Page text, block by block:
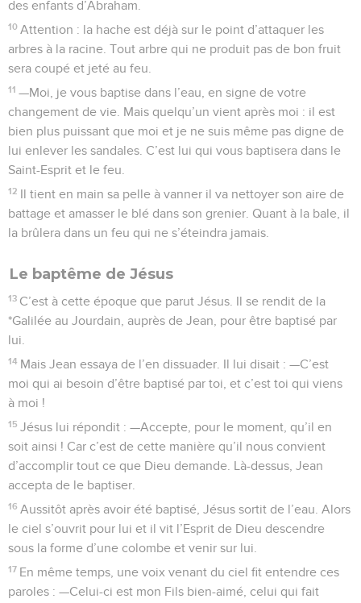
des enfants d’Abraham.
10 Attention : la hache est déjà sur le point d’attaquer les
arbres à la racine. Tout arbre qui ne produit pas de bon fruit
sera coupé et jeté au feu.
11 —Moi, je vous baptise dans l’eau, en signe de votre
changement de vie. Mais quelqu’un vient après moi : il est
bien plus puissant que moi et je ne suis même pas digne de
lui enlever les sandales. C’est lui qui vous baptisera dans le
Saint-Esprit et le feu.
12 Il tient en main sa pelle à vanner il va nettoyer son aire de
battage et amasser le blé dans son grenier. Quant à la bale, il
la brûlera dans un feu qui ne s’éteindra jamais.
Le baptême de Jésus
13 C’est à cette époque que parut Jésus. Il se rendit de la
*Galilée au Jourdain, auprès de Jean, pour être baptisé par
lui.
14 Mais Jean essaya de l’en dissuader. Il lui disait : —C’est
moi qui ai besoin d’être baptisé par toi, et c’est toi qui viens
à moi !
15 Jésus lui répondit : —Accepte, pour le moment, qu’il en
soit ainsi ! Car c’est de cette manière qu’il nous convient
d’accomplir tout ce que Dieu demande. Là-dessus, Jean
accepta de le baptiser.
16 Aussitôt après avoir été baptisé, Jésus sortit de l’eau. Alors
le ciel s’ouvrit pour lui et il vit l’Esprit de Dieu descendre
sous la forme d’une colombe et venir sur lui.
17 En même temps, une voix venant du ciel fit entendre ces
paroles : —Celui-ci est mon Fils bien-aimé, celui qui fait